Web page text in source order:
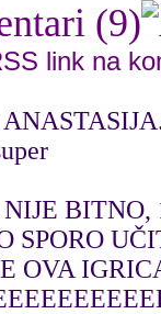
(9)
link na
NIJE BITNO,
SPORO
OVA